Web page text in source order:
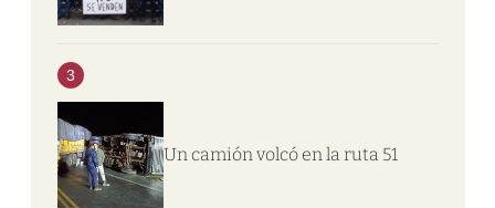
3
Un camión volcó en la ruta 51